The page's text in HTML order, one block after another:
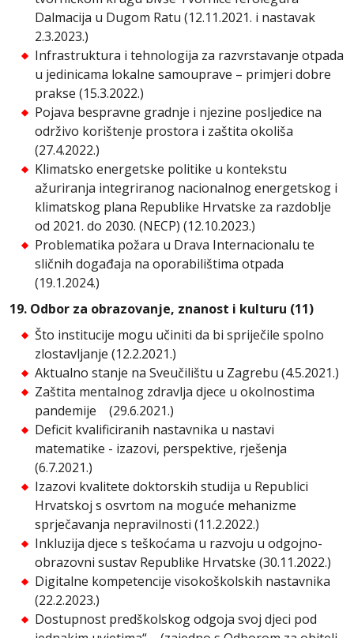
Dalmacija u Dugom Ratu (12.11.2021. i nastavak
2.3.2023.)
Infrastruktura i tehnologija za razvrstavanje otpada
u jedinicama lokalne samouprave – primjeri dobre
prakse (15.3.2022.)
Pojava bespravne gradnje i njezine posljedice na
održivo korištenje prostora i zaštita okoliša
(27.4.2022.)
Klimatsko energetske politike u kontekstu
ažuriranja integriranog nacionalnog energetskog i
klimatskog plana Republike Hrvatske za razdoblje
od 2021. do 2030. (NECP) (12.10.2023.)
Problematika požara u Drava Internacionalu te
sličnih događaja na oporabilištima otpada
(19.1.2024.)
19. Odbor za obrazovanje, znanost i kulturu (11)
Što institucije mogu učiniti da bi spriječile spolno
zlostavljanje (12.2.2021.)
Aktualno stanje na Sveučilištu u Zagrebu (4.5.2021.)
Zaštita mentalnog zdravlja djece u okolnostima
pandemije (29.6.2021.)
Deficit kvalificiranih nastavnika u nastavi
matematike - izazovi, perspektive, rješenja
(6.7.2021.)
Izazovi kvalitete doktorskih studija u Republici
Hrvatskoj s osvrtom na moguće mehanizme
sprječavanja nepravilnosti (11.2.2022.)
Inkluzija djece s teškoćama u razvoju u odgojno-
obrazovni sustav Republike Hrvatske (30.11.2022.)
Digitalne kompetencije visokoškolskih nastavnika
(22.2.2023.)
Dostupnost predškolskog odgoja svoj djeci pod